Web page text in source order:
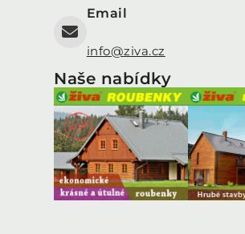
Email
info@ziva.cz
Naše nabídky